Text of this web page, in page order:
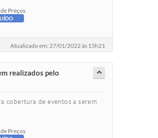
Preços
Atualizado em: 27/01/2022 às 15h21
realizados pelo
cobertura de eventos a serem
Preços